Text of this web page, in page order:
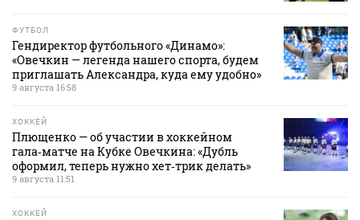
ФУТБОЛ
Гендиректор футбольного «Динамо»:
«Овечкин — легенда нашего спорта, будем
приглашать Александра, куда ему удобно»
9 августа 16:58
ХОККЕЙ
Плющенко — об участии в хоккейном
гала‑матче на Кубке Овечкина: «Дубль
оформил, теперь нужно хет‑трик делать»
9 августа 11:51
ХОККЕЙ